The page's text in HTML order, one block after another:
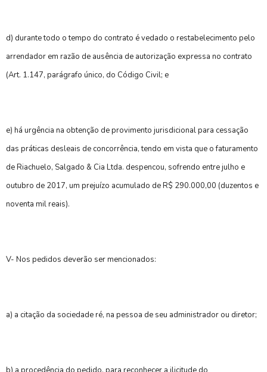
d) durante todo o tempo do contrato é vedado o restabelecimento pelo
arrendador em razão de ausência de autorização expressa no contrato
(Art. 1.147, parágrafo único, do Código Civil; e
e) há urgência na obtenção de provimento jurisdicional para cessação
das práticas desleais de concorrência, tendo em vista que o faturamento
de Riachuelo, Salgado & Cia Ltda. despencou, sofrendo entre julho e
outubro de 2017, um prejuízo acumulado de R$ 290.000,00 (duzentos e
noventa mil reais).
V- Nos pedidos deverão ser mencionados:
a) a citação da sociedade ré, na pessoa de seu administrador ou diretor;